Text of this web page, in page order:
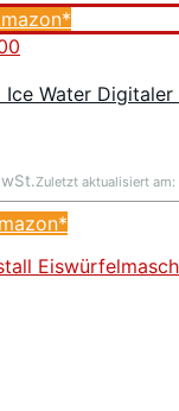
Ice Water
Zuletzt aktualisiert